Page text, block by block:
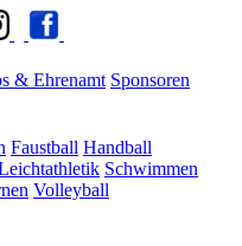
& Ehrenamt Sponsoren
Faustball Handball
Schwimmen
Volleyball